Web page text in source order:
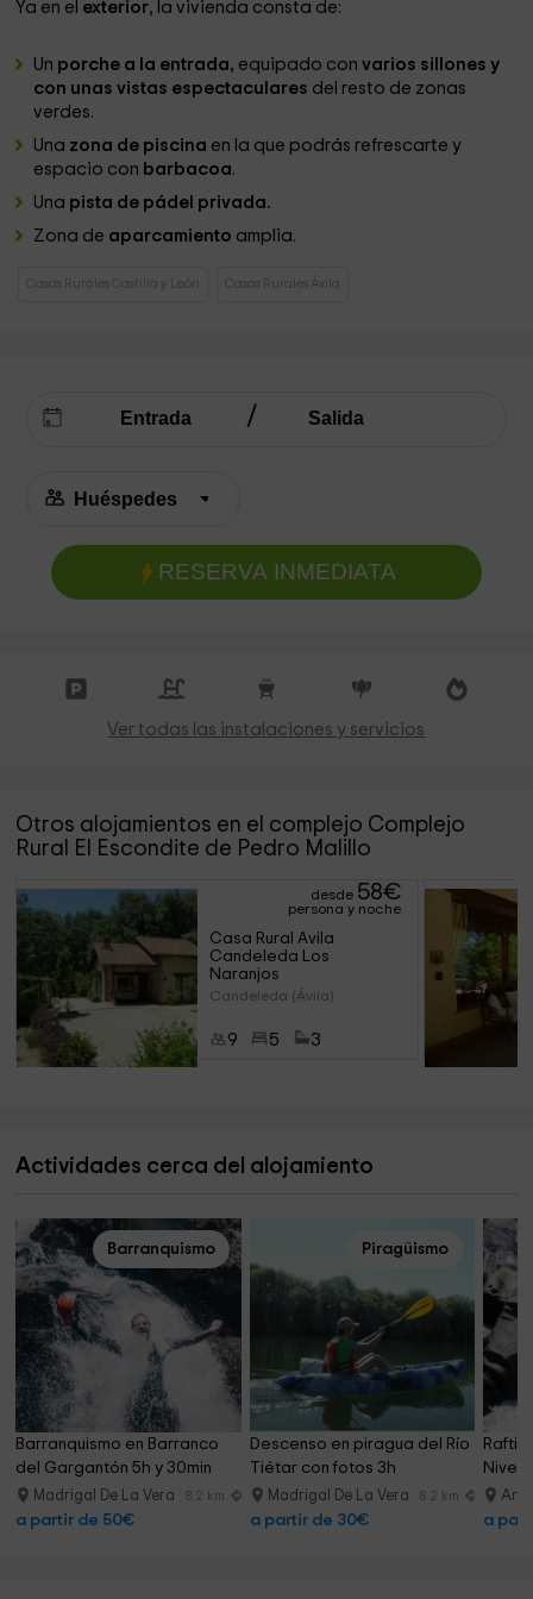
Ya en el exterior, la vivienda consta de:
Un porche a la entrada, equipado con varios sillones y
con unas vistas espectaculares del resto de zonas
verdes.
Una zona de piscina en la que podrás refrescarte y
espacio con barbacoa.
Una pista de pádel privada.
Zona de aparcamiento amplia.
Casas Rurales Castilla y León Casas Rurales Ávila
RESERVA INMEDIATA
Ver todas las instalaciones y servicios
Otros alojamientos en el complejo Complejo
Rural El Escondite de Pedro Malillo
desde 58€
persona y noche
Casa Rural Avila
Candeleda Los
Naranjos
Candeleda (Ávila)
9 5 3
Actividades cerca del alojamiento
Barranquismo
Barranquismo en Barranco
del Gargantón 5h y 30min
Madrigal De La Vera 8.2 km
a partir de 50€
Piragüismo
Descenso en piragua del Río
Tiétar con fotos 3h
Madrigal De La Vera 8.2 km
a partir de 30€
Nivel
a